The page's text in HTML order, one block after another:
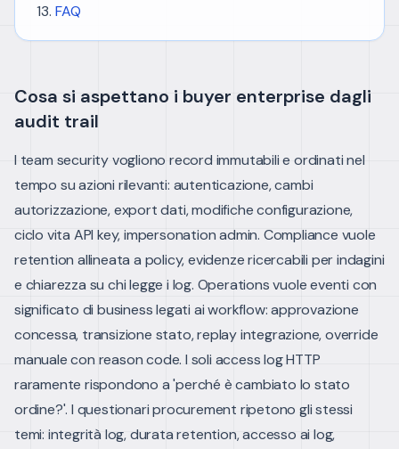
FAQ
Cosa si aspettano i buyer enterprise dagli
audit trail
I team security vogliono record immutabili e ordinati nel
tempo su azioni rilevanti: autenticazione, cambi
autorizzazione, export dati, modifiche configurazione,
ciclo vita API key, impersonation admin. Compliance vuole
retention allineata a policy, evidenze ricercabili per indagini
e chiarezza su chi legge i log. Operations vuole eventi con
significato di business legati ai workflow: approvazione
concessa, transizione stato, replay integrazione, override
manuale con reason code. I soli access log HTTP
raramente rispondono a 'perché è cambiato lo stato
ordine?'. I questionari procurement ripetono gli stessi
temi: integrità log, durata retention, accesso ai log,